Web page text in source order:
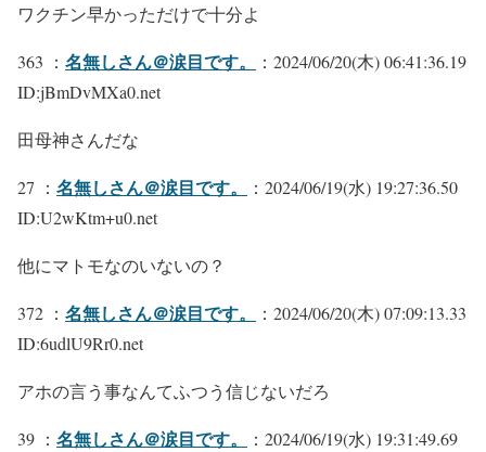
ワクチン早かっただけで十分よ
363 ： 名無しさん＠涙目です。
：2024/06/20(木) 06:41:36.19
ID:jBmDvMXa0.net
田母神さんだな
27 ： 名無しさん＠涙目です。
：2024/06/19(水) 19:27:36.50
ID:U2wKtm+u0.net
他にマトモなのいないの？
372 ： 名無しさん＠涙目です。
：2024/06/20(木) 07:09:13.33
ID:6udlU9Rr0.net
アホの言う事なんてふつう信じないだろ
39 ： 名無しさん＠涙目です。
：2024/06/19(水) 19:31:49.69